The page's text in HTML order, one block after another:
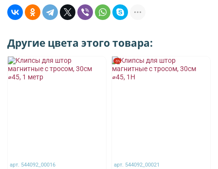
Другие цвета этого товара:
арт. 544092_00016
-5%
арт. 544092_00021